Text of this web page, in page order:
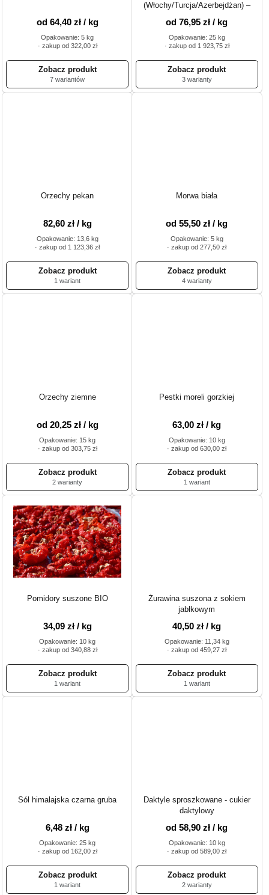
od 64,40 zł / kg
Opakowanie: 5 kg
· zakup od 322,00 zł
7 wariantów
(Włochy/Turcja/Azerbejdżan) –
kulinarny
od 76,95 zł / kg
Opakowanie: 25 kg
· zakup od 1 923,75 zł
3 warianty
Orzechy pekan
82,60 zł / kg
Opakowanie: 13,6 kg
· zakup od 1 123,36 zł
1 wariant
Morwa biała
od 55,50 zł / kg
Opakowanie: 5 kg
· zakup od 277,50 zł
4 warianty
Orzechy ziemne
od 20,25 zł / kg
Opakowanie: 15 kg
· zakup od 303,75 zł
2 warianty
Pestki moreli gorzkiej
63,00 zł / kg
Opakowanie: 10 kg
· zakup od 630,00 zł
1 wariant
Pomidory suszone BIO
34,09 zł / kg
Opakowanie: 10 kg
· zakup od 340,88 zł
1 wariant
Żurawina suszona z sokiem
jabłkowym
40,50 zł / kg
Opakowanie: 11,34 kg
· zakup od 459,27 zł
1 wariant
Sól himalajska czarna gruba
6,48 zł / kg
Opakowanie: 25 kg
· zakup od 162,00 zł
1 wariant
Daktyle sproszkowane - cukier
daktylowy
od 58,90 zł / kg
Opakowanie: 10 kg
· zakup od 589,00 zł
2 warianty